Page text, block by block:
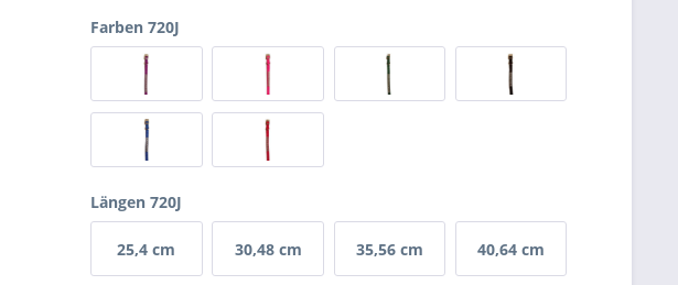
Farben 720J
Längen 720J
25,4 cm 30,48 cm 35,56 cm 40,64 cm